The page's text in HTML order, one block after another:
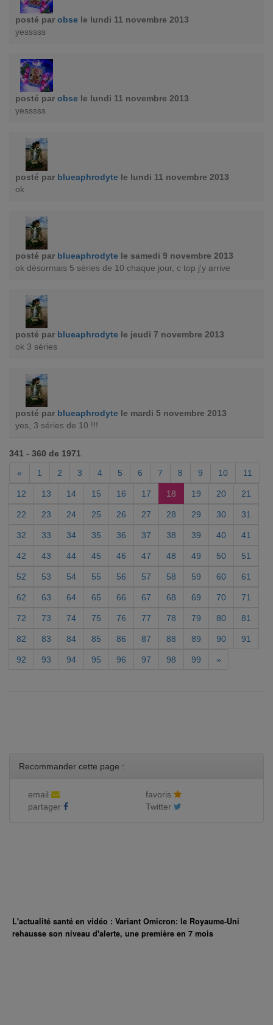
posté par obse le lundi 11 novembre 2013
yesssss
posté par obse le lundi 11 novembre 2013
yesssss
posté par blueaphrodyte le lundi 11 novembre 2013
ok
posté par blueaphrodyte le samedi 9 novembre 2013
ok désormais 5 séries de 10 chaque jour, c top j'y arrive
posté par blueaphrodyte le jeudi 7 novembre 2013
ok 3 séries
posté par blueaphrodyte le mardi 5 novembre 2013
yes, 3 séries de 10 !!!
341 - 360 de 1971
«
1 2 3 4 5 6 7 8 9 10 11
12 13 14 15 16 17 18 19 20 21
22 23 24 25 26 27 28 29 30 31
32 33 34 35 36 37 38 39 40 41
42 43 44 45 46 47 48 49 50 51
52 53 54 55 56 57 58 59 60 61
62 63 64 65 66 67 68 69 70 71
72 73 74 75 76 77 78 79 80 81
82 83 84 85 86 87 88 89 90 91
92 93 94 95 96 97 98 99 »
Recommander cette page :
email
favoris
partager
Twitter
L'actualité santé en vidéo : Variant Omicron: le Royaume-Uni
rehausse son niveau d'alerte, une première en 7 mois